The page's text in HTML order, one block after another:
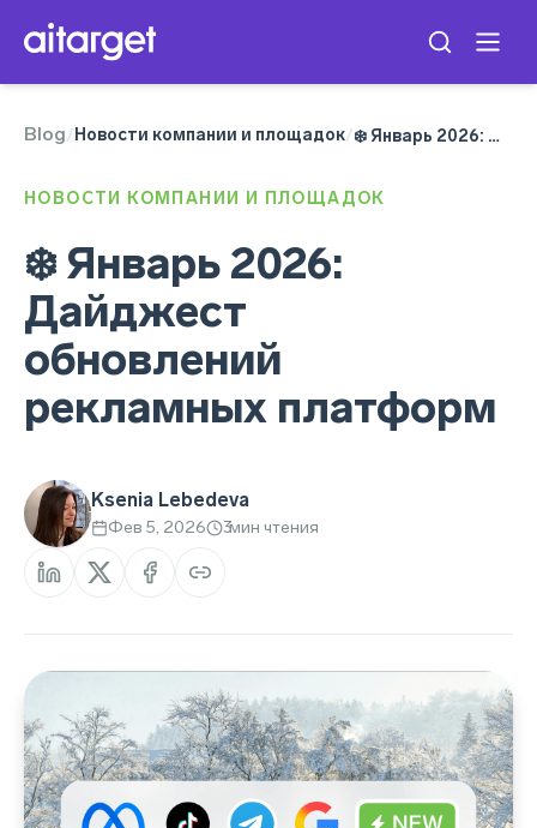
Blog/Новости компании и площадок/ ❄️ Январь 2026: Дайджест обновлений рекламных платформ
НОВОСТИ КОМПАНИИ И ПЛОЩАДОК
TikTok Ads
❄️ Январь 2026:
Дайджест
обновлений
рекламных платформ
Ksenia Lebedeva
Фев 5, 2026 3мин чтения